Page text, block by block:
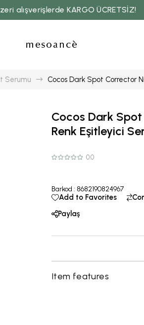
alışverişlerde KARGO ÜCRETSİZ!
Serumu Cocos Dark Spot Corrector
Cocos Dark
Renk Eşitleyici
0.0
Barkod : 8682190824967
Add to Favorites
Paylaş
Item features